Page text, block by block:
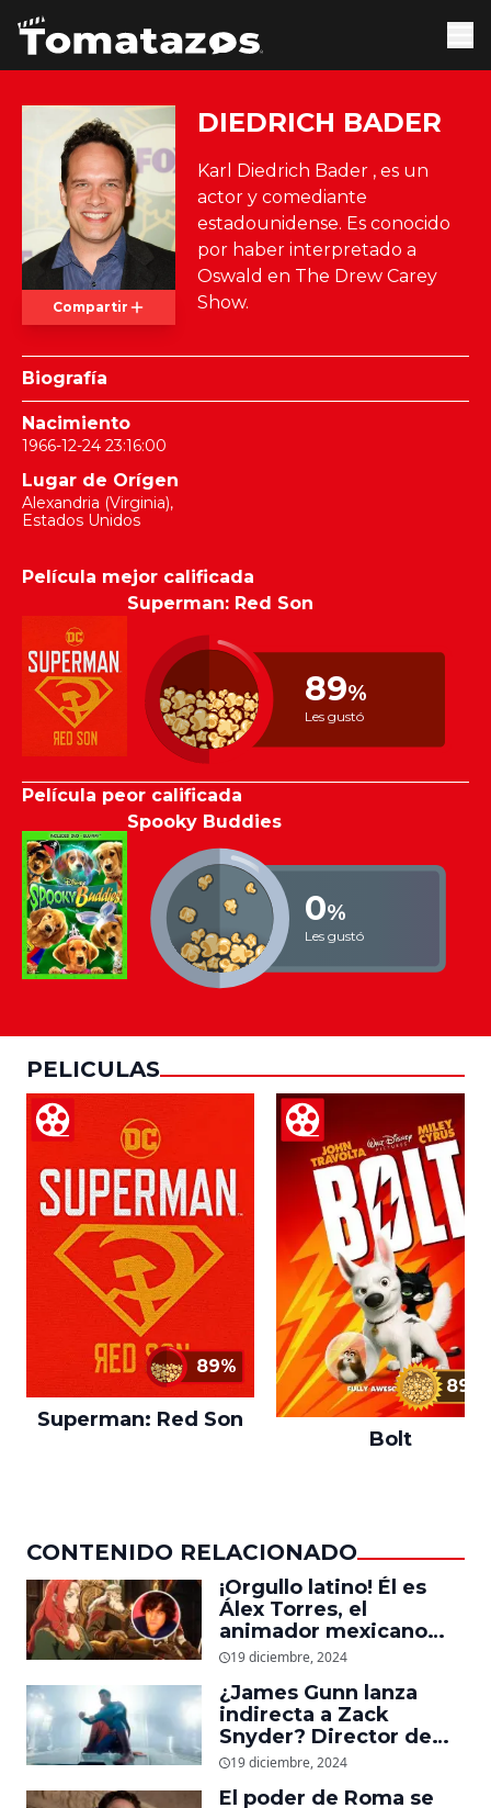
Compartir
DIEDRICH BADER
Karl Diedrich Bader , es un
actor y comediante
estadounidense. Es conocido
por haber interpretado a
Oswald en The Drew Carey
Show.
Biografía
Nacimiento
1966-12-24 23:16:00
Lugar de Orígen
Alexandria (Virginia),
Estados Unidos
Película mejor calificada
Superman: Red Son
89%
Les gustó
Película peor calificada
Spooky Buddies
0%
Les gustó
PELICULAS
89%
Superman: Red Son
89%
Bolt
CONTENIDO RELACIONADO
¡Orgullo latino! Él es
Álex Torres, el
animador mexicano
que trabajó en ‘La
Rohirrim,’ ‘Jujutsu
Kaisen’ y ‘One Piece’
19 diciembre, 2024
¿James Gunn lanza
indirecta a Zack
Snyder? Director de
‘Superman’ explica
luciera el nuevo traje
19 diciembre, 2024
El poder de Roma se